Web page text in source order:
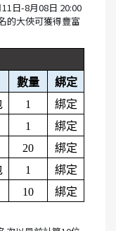
11日-8月08日 20:00
的大俠可獲得豐富
數量 綁定
1
綁定
1
綁定
20 綁定
1
綁定
10 綁定